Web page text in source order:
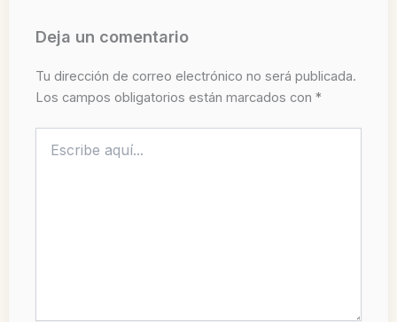
Deja un comentario
Tu dirección de correo electrónico no será publicada.
Los campos obligatorios están marcados con *
aquí...